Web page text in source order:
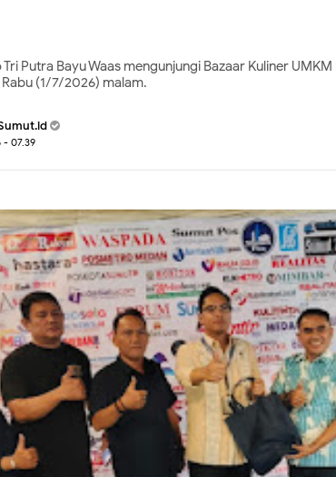
Putra Bayu Waas mengunjungi Bazaar Kuliner
(1/7/2026) malam.
- 07.39